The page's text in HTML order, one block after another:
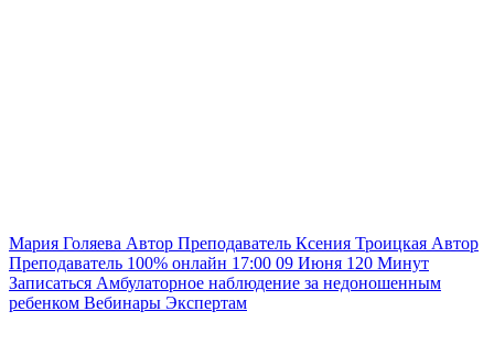
Мария Голяева Автор Преподаватель Ксения Троицкая Автор
Преподаватель 100% онлайн 17:00 09 Июня 120 Минут
Записаться Амбулаторное наблюдение за недоношенным
ребенком Вебинары Экспертам